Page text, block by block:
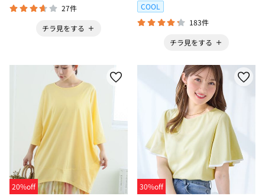
27件
チラ見をする
COOL
183件
チラ見をする
20%off
30%off